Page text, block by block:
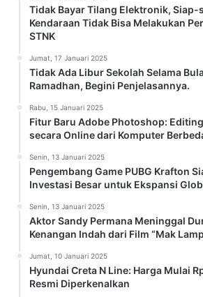
Tidak Bayar Tilang Elektronik, Siap-
Kendaraan Tidak Bisa Melakukan
STNK
Jumat, 17 Januari 2025
Tidak Ada Libur Sekolah Selama
Ramadhan, Begini Penjelasannya.
Rabu, 15 Januari 2025
Fitur Baru Adobe Photoshop:
secara Online dari Komputer
Senin, 13 Januari 2025
Pengembang Game PUBG Krafton
Investasi Besar untuk Ekspansi
Senin, 13 Januari 2025
Aktor Sandy Permana Meninggal
Kenangan Indah dari Film “Mak
Jumat, 10 Januari 2025
Hyundai Creta N Line: Harga Mulai
Resmi Diperkenalkan